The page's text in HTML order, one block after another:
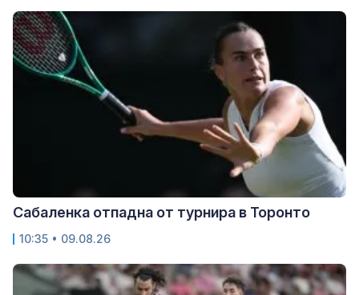
Сабаленка отпадна от турнира в Торонто
10:35 • 09.08.26